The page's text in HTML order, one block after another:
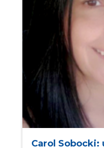
Carol Sobocki: